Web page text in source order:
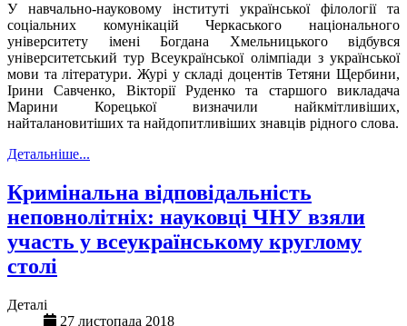
У навчально-науковому інституті української філології та
соціальних комунікацій Черкаського національного
університету імені Богдана Хмельницького відбувся
університетський тур Всеукраїнської олімпіади з української
мови та літератури. Журі у складі доцентів Тетяни Щербини,
Ірини Савченко, Вікторії Руденко та старшого викладача
Марини Корецької визначили найкмітливіших,
найталановитіших та найдопитливіших знавців рідного слова.
Детальніше...
Кримінальна відповідальність
неповнолітніх: науковці ЧНУ взяли
участь у всеукраїнському круглому
столі
Деталі
27 листопада 2018